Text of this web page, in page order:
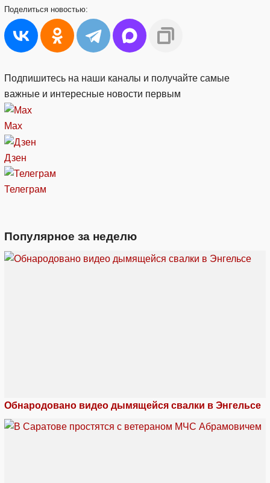
Поделиться новостью:
Подпишитесь на наши каналы и получайте самые
важные и интересные новости первым
Max
Дзен
Телеграм
Популярное за неделю
Обнародовано видео дымящейся свалки в Энгельсе